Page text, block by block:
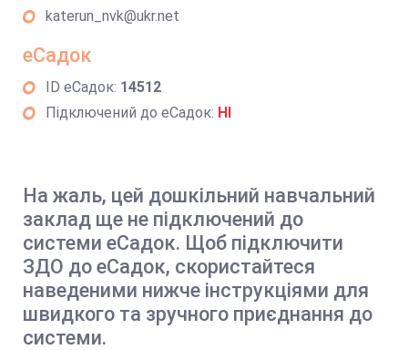
katerun_nvk@ukr.net
еСадок
ID еСадок: 14512
Підключений до еСадок: НІ
На жаль, цей дошкільний навчальний
заклад ще не підключений до
системи еСадок. Щоб підключити
ЗДО до еСадок, скористайтеся
наведеними нижче інструкціями для
швидкого та зручного приєднання до
системи.